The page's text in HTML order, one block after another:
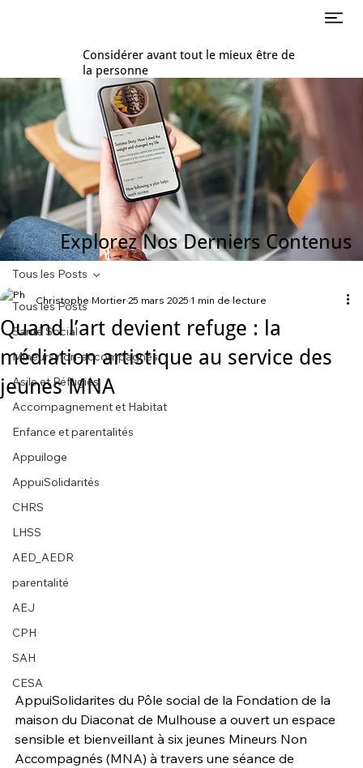
Considérer avant tout le mieux être de
la personne
Explorez Nos Derniers Contenus
Tous les Posts
Santé Social
Mineurs non-accompagnés
Asile et Réfugiés
Accompagnement et Habitat
Enfance et parentalités
Appuiloge
AppuiSolidarités
CHRS
LHSS
AED_AEDR
parentalité
AEJ
CPH
SAH
CESA
Tous les Posts
Quand l’art devient refuge : la
médiation artistique au service des
jeunes MNA
Christophe Mortier25 mars 2025 1 min de lecture
AppuiSolidarites du Pôle social de la Fondation de la
maison du Diaconat de Mulhouse a ouvert un espace
sensible et bienveillant à six jeunes Mineurs Non
Accompagnés (MNA) à travers une séance de